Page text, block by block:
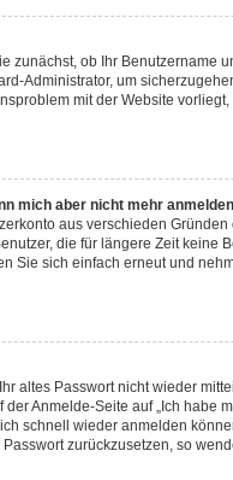
zunächst, ob Ihr Benutzername
Administrator, um
mit der Website
mich aber nicht mehr
aus verschieden
die für längere Zeit keine
Sie sich einfach erneut und
altes Passwort nicht wieder
Anmelde-Seite auf „Ich habe
schnell wieder anmelden
zurückzusetzen, so